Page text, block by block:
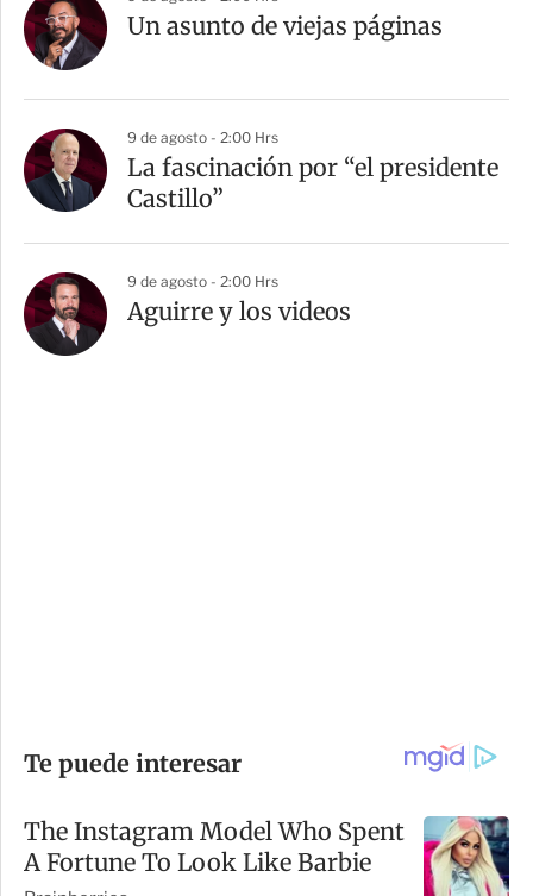
Un asunto de viejas páginas
9 de agosto - 2:00 Hrs
La fascinación por “el presidente
Castillo”
9 de agosto - 2:00 Hrs
Aguirre y los videos